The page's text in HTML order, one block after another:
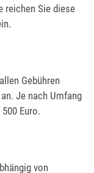
reichen Sie diese
Gebühren
Je nach Umfang
Euro.
von